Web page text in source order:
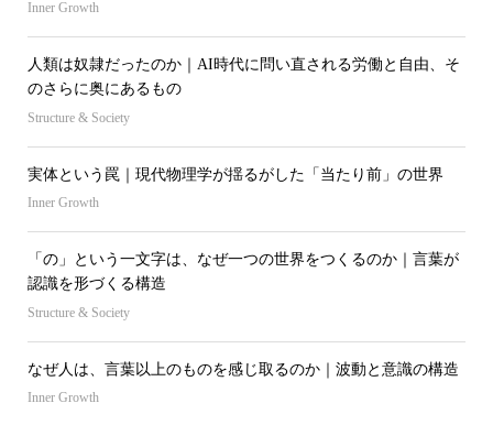
Inner Growth
人類は奴隷だったのか｜AI時代に問い直される労働と自由、そ
のさらに奥にあるもの
Structure & Society
実体という罠｜現代物理学が揺るがした「当たり前」の世界
Inner Growth
「の」という一文字は、なぜ一つの世界をつくるのか｜言葉が
認識を形づくる構造
Structure & Society
なぜ人は、言葉以上のものを感じ取るのか｜波動と意識の構造
Inner Growth